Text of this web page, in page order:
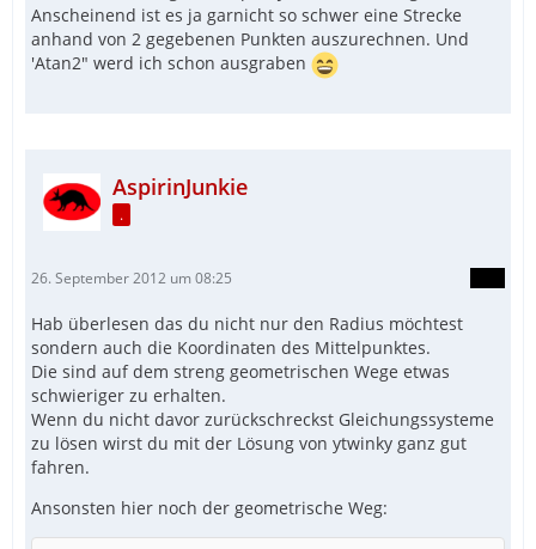
Anscheinend ist es ja garnicht so schwer eine Strecke
anhand von 2 gegebenen Punkten auszurechnen. Und
'Atan2" werd ich schon ausgraben
AspirinJunkie
.
26. September 2012 um 08:25
Hab überlesen das du nicht nur den Radius möchtest
sondern auch die Koordinaten des Mittelpunktes.
Die sind auf dem streng geometrischen Wege etwas
schwieriger zu erhalten.
Wenn du nicht davor zurückschreckst Gleichungssysteme
zu lösen wirst du mit der Lösung von ytwinky ganz gut
fahren.
Ansonsten hier noch der geometrische Weg: